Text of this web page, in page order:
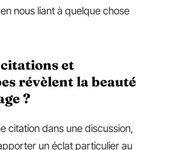
nous liant à quelque chose
et
révèlent la beauté
?
citation dans une discussion,
un éclat particulier au